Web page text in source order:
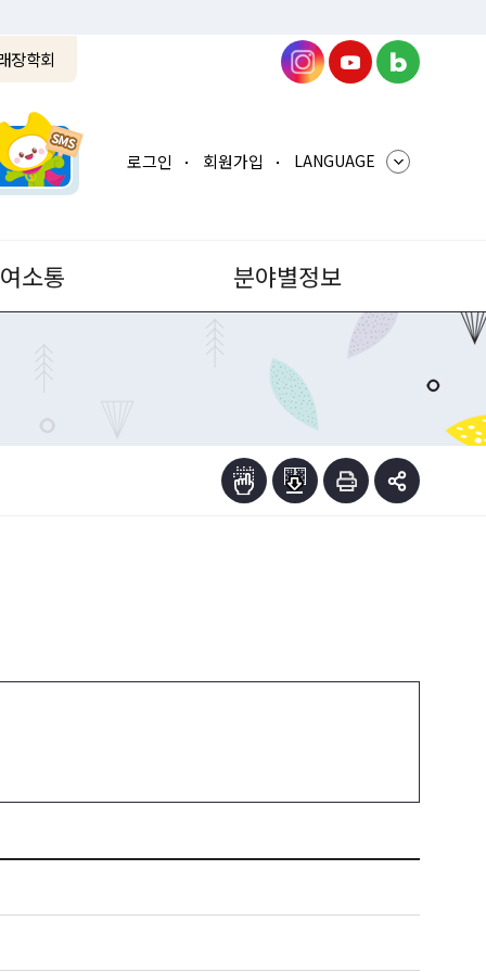
장학회
로그인 회원가입 LANGUAGE
소통 분야별정보